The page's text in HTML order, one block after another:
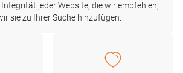
jeder Website, die wir empfehlen,
sie zu Ihrer Suche hinzufügen.